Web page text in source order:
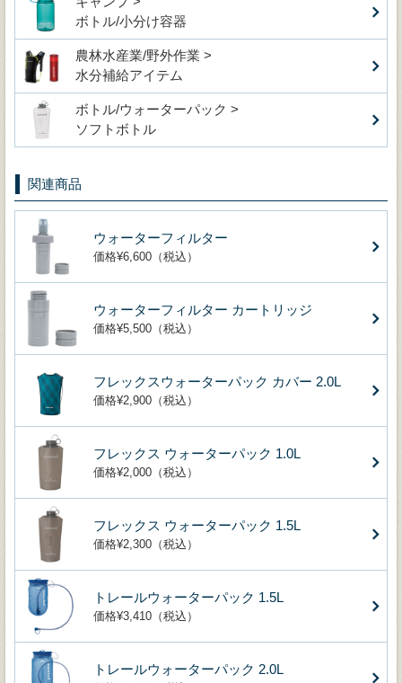
ボトル/小分け容器
農林水産業/野外作業 >
水分補給アイテム
ボトル/ウォーターパック >
ソフトボトル
関連商品
ウォーターフィルター
価格¥6,600（税込）
ウォーターフィルター カートリッジ
価格¥5,500（税込）
フレックスウォーターパック カバー 2.0L
価格¥2,900（税込）
フレックス ウォーターパック 1.0L
価格¥2,000（税込）
フレックス ウォーターパック 1.5L
価格¥2,300（税込）
トレールウォーターパック 1.5L
価格¥3,410（税込）
トレールウォーターパック 2.0L